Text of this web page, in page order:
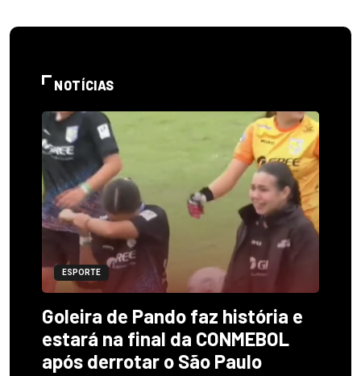
NOTÍCIAS
ESPORTE
Goleira de Pando faz história e
estará na final da CONMEBOL
após derrotar o São Paulo